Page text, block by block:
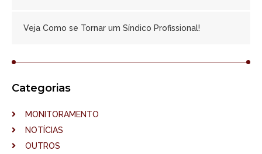
Veja Como se Tornar um Síndico Profissional!
Categorias
MONITORAMENTO
NOTÍCIAS
OUTROS